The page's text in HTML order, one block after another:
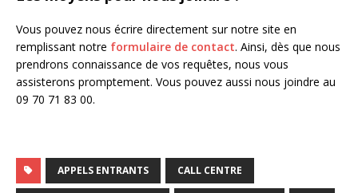
Vous pouvez nous écrire directement sur notre site en
remplissant notre formulaire de contact. Ainsi, dès que nous
prendrons connaissance de vos requêtes, nous vous
assisterons promptement. Vous pouvez aussi nous joindre au
09 70 71 83 00.
APPELS ENTRANTS CALL CENTRE